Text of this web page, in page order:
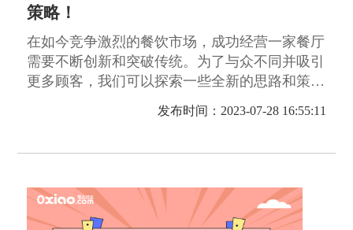
策略！
在如今竞争激烈的餐饮市场，成功经营一家餐厅
需要不断创新和突破传统。为了与众不同并吸引
更多顾客，我们可以探索一些全新的思路和策
发布时间：2023-07-28 16:55:11